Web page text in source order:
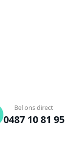
Bel ons direct
0487 10 81 95